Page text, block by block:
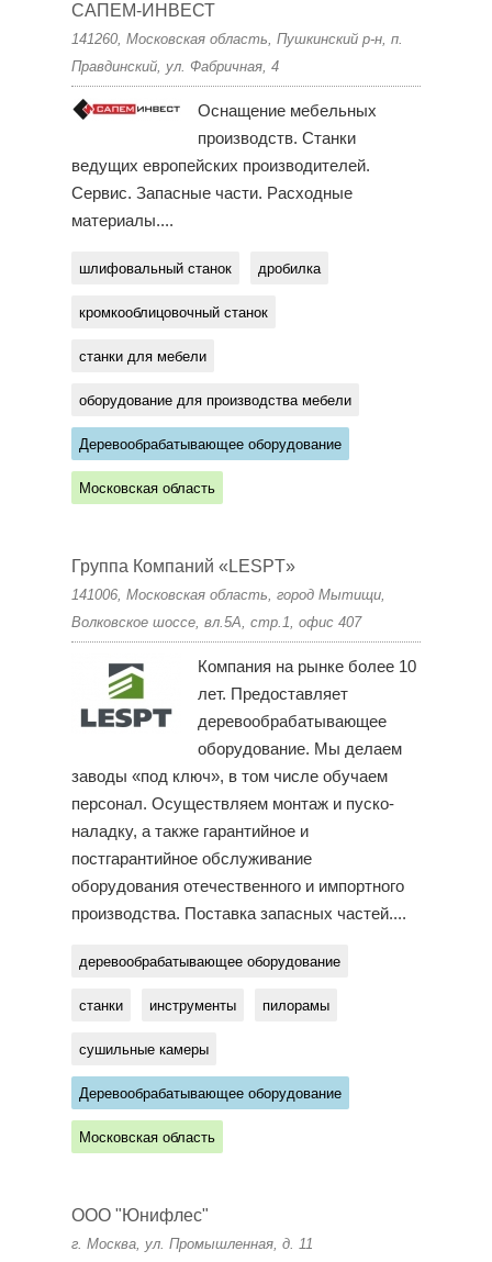
САПЕМ-ИНВЕСТ
141260, Московская область, Пушкинский р-н, п.
Правдинский, ул. Фабричная, 4
Оснащение мебельных
производств. Станки
ведущих европейских производителей.
Сервис. Запасные части. Расходные
материалы....
шлифовальный станок дробилка
кромкооблицовочный станок
станки для мебели
оборудование для производства мебели
Деревообрабатывающее оборудование
Московская область
Группа Компаний «LESPT»
141006, Московская область, город Мытищи,
Волковское шоссе, вл.5А, стр.1, офис 407
Компания на рынке более 10
лет. Предоставляет
деревообрабатывающее
оборудование. Мы делаем
заводы «под ключ», в том числе обучаем
персонал. Осуществляем монтаж и пуско-
наладку, а также гарантийное и
постгарантийное обслуживание
оборудования отечественного и импортного
производства. Поставка запасных частей....
деревообрабатывающее оборудование
станки инструменты пилорамы
сушильные камеры
Деревообрабатывающее оборудование
Московская область
ООО "Юнифлес"
г. Москва, ул. Промышленная, д. 11